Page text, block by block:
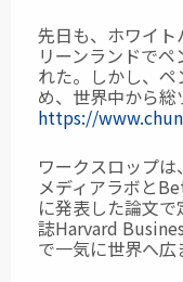
先日も、ホワイ
リーンランドで
れた。しかし、
め、世界中から総
https://
ワークスロップ
メディアラボと
に発表した論文
誌Harvard
で一気に世界へ広